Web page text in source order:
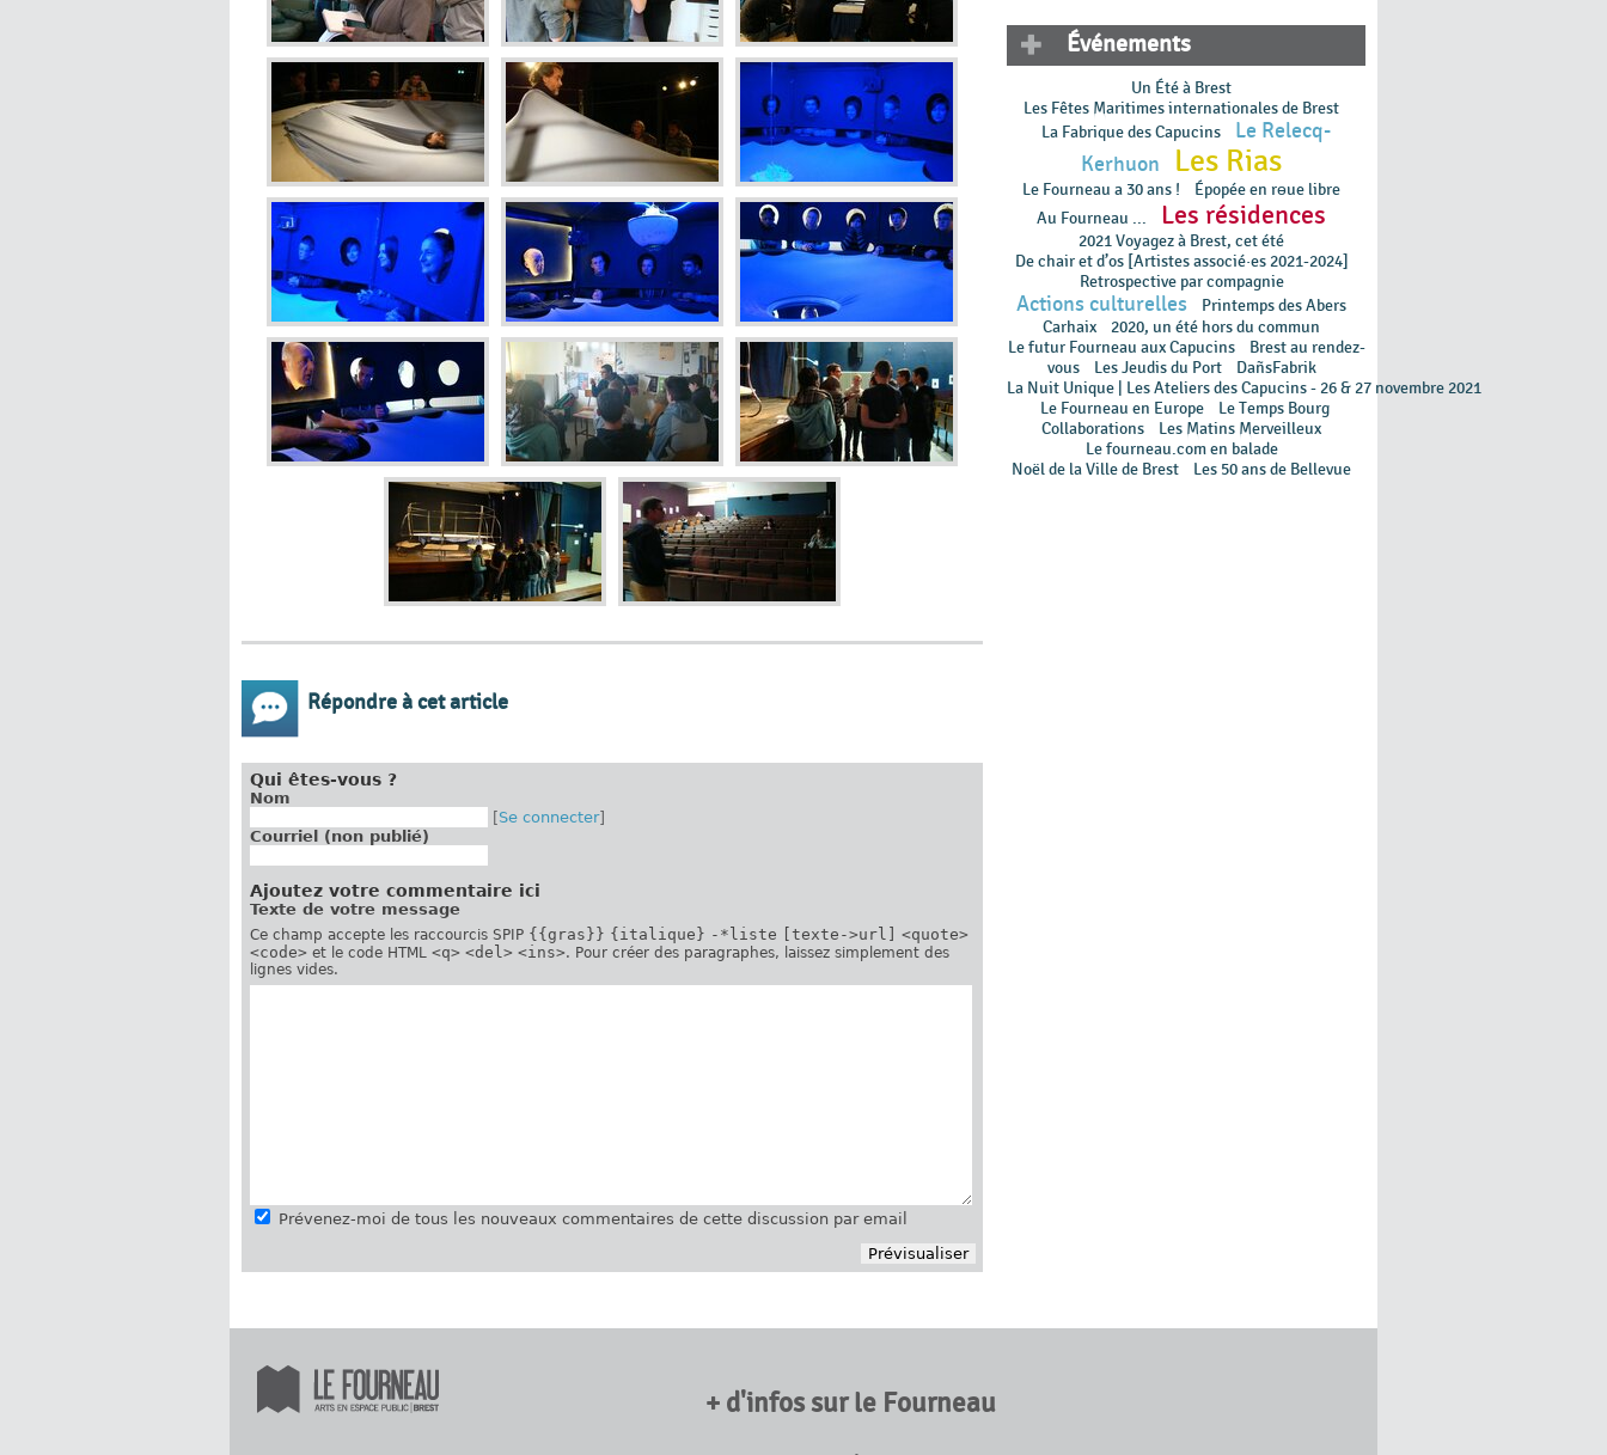
Répondre à cet article
Qui êtes-vous ?
Nom
[Se connecter]
Courriel (non publié)
Ajoutez votre commentaire ici
Texte de votre message
Ce champ accepte les raccourcis SPIP {{gras}} {italique} -*liste [texte->url]
<quote>
<code> et le code HTML <q> <del> <ins>. Pour créer des paragraphes, laissez simplement des
lignes vides.
Prévenez-moi de tous les nouveaux commentaires de cette discussion par email
Événements
Un Été à Brest
Les Fêtes Maritimes internationales de Brest
La Fabrique des Capucins
Le Relecq-
Kerhuon
Les Rias
Le Fourneau a 30 ans !
Épopée en rɵue libre
Au Fourneau ...
Les résidences
2021 Voyagez à Brest, cet été
De chair et d’os [Artistes associé·es 2021-2024]
Retrospective par compagnie
Actions culturelles
Printemps des Abers
Carhaix
2020, un été hors du commun
Le futur Fourneau aux Capucins
Brest au rendez-
vous
Les Jeudis du Port
DañsFabrik
La Nuit Unique | Les Ateliers des Capucins - 26 & 27 novembre 2021
Le Fourneau en Europe
Le Temps Bourg
Collaborations
Les Matins Merveilleux
Le fourneau.com en balade
Noël de la Ville de Brest
Les 50 ans de Bellevue
+ d'infos sur le Fourneau